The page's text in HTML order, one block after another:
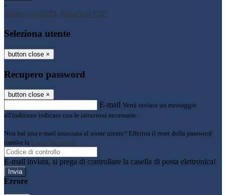
-
Entra con SPID Entra con CIE
Seleziona utente
button close ×
Recupero password
button close ×
E-mail Verrà inviato un messaggio
all'indirizzo indicato con le istruzioni necessarie.
Non hai una e-mail associata al nome utente? Effettua il reset della password
tramite la Login Spaggiari
E-mail inviata, si prega di controllare la casella di posta elettronica!
Errore